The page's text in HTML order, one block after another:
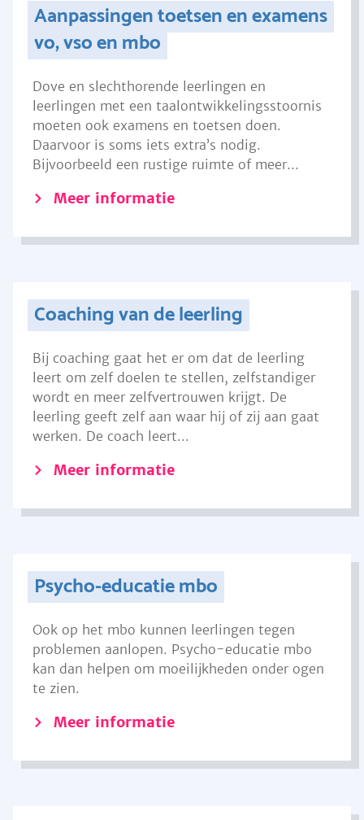
Aanpassingen toetsen en examens
vo, vso en mbo
Dove en slechthorende leerlingen en
leerlingen met een taalontwikkelingsstoornis
moeten ook examens en toetsen doen.
Daarvoor is soms iets extra’s nodig.
Bijvoorbeeld een rustige ruimte of meer...
Meer informatie
Coaching van de leerling
Bij coaching gaat het er om dat de leerling
leert om zelf doelen te stellen, zelfstandiger
wordt en meer zelfvertrouwen krijgt. De
leerling geeft zelf aan waar hij of zij aan gaat
werken. De coach leert...
Meer informatie
Psycho-educatie mbo
Ook op het mbo kunnen leerlingen tegen
problemen aanlopen. Psycho-educatie mbo
kan dan helpen om moeilijkheden onder ogen
te zien.
Meer informatie